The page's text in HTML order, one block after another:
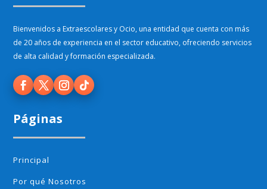
Bienvenidos a Extraescolares y Ocio, una entidad que cuenta con más
de 20 años de experiencia en el sector educativo, ofreciendo servicios
de alta calidad y formación especializada.
Páginas
Principal
Por qué Nosotros